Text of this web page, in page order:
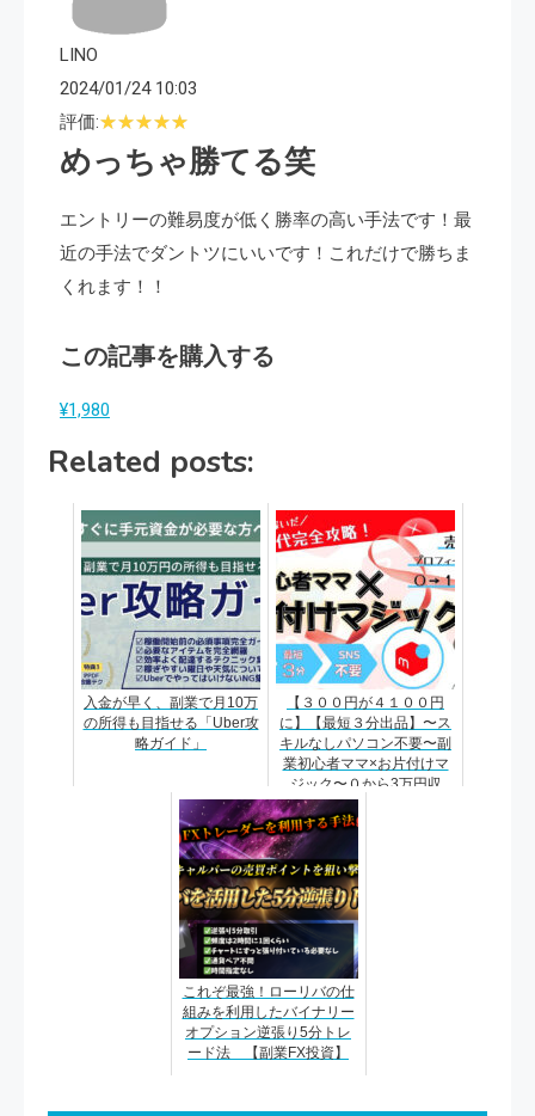
LINO
2024/01/24 10:03
評価:
めっちゃ勝てる笑
エントリーの難易度が低く勝率の高い手法です！最
近の手法でダントツにいいです！これだけで勝ちま
くれます！！
この記事を購入する
¥1,980
Related posts:
入金が早く、副業で月10万
の所得も目指せる「Uber攻
略ガイド」
【３００円が４１００円
に】【最短３分出品】〜ス
キルなしパソコン不要〜副
業初心者ママ×お片付けマ
ジック〜０から3万円収
益〜
これぞ最強！ローリバの仕
組みを利用したバイナリー
オプション逆張り5分トレ
ード法 【副業FX投資】